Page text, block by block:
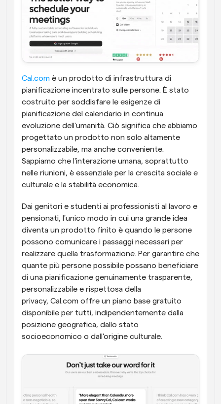
Cal.com è un prodotto di infrastruttura di
pianificazione incentrato sulle persone. È stato
costruito per soddisfare le esigenze di
pianificazione del calendario in continua
evoluzione dell'umanità. Ciò significa che abbiamo
progettato un prodotto non solo altamente
personalizzabile, ma anche conveniente.
Sappiamo che l'interazione umana, soprattutto
nelle riunioni, è essenziale per la crescita sociale e
culturale e la stabilità economica.
Dai genitori e studenti ai professionisti al lavoro e
pensionati, l'unico modo in cui una grande idea
diventa un prodotto finito è quando le persone
possono comunicare i passaggi necessari per
realizzare quella trasformazione. Per garantire che
quante più persone possibile possano beneficiare
di una pianificazione genuinamente trasparente,
personalizzabile e rispettosa della
privacy, Cal.com offre un piano base gratuito
disponibile per tutti, indipendentemente dalla
posizione geografica, dallo stato
socioeconomico o dall'origine culturale.